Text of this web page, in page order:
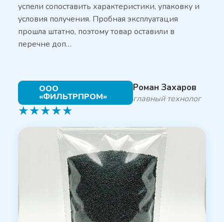
успели сопоставить характеристики, упаковку и
условия получения. Пробная эксплуатация
прошла штатно, поэтому товар оставили в
перечне доп…
ООО
«ФИЛЬТРПРОМ»
Роман Захаров
главный технолог
★★★★★